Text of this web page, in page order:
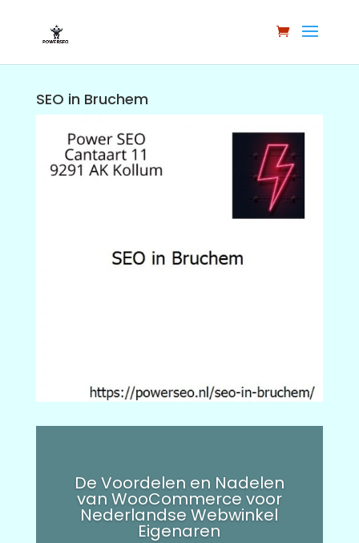
SEO in Bruchem
De Voordelen en Nadelen
van WooCommerce voor
Nederlandse Webwinkel
Eigenaren